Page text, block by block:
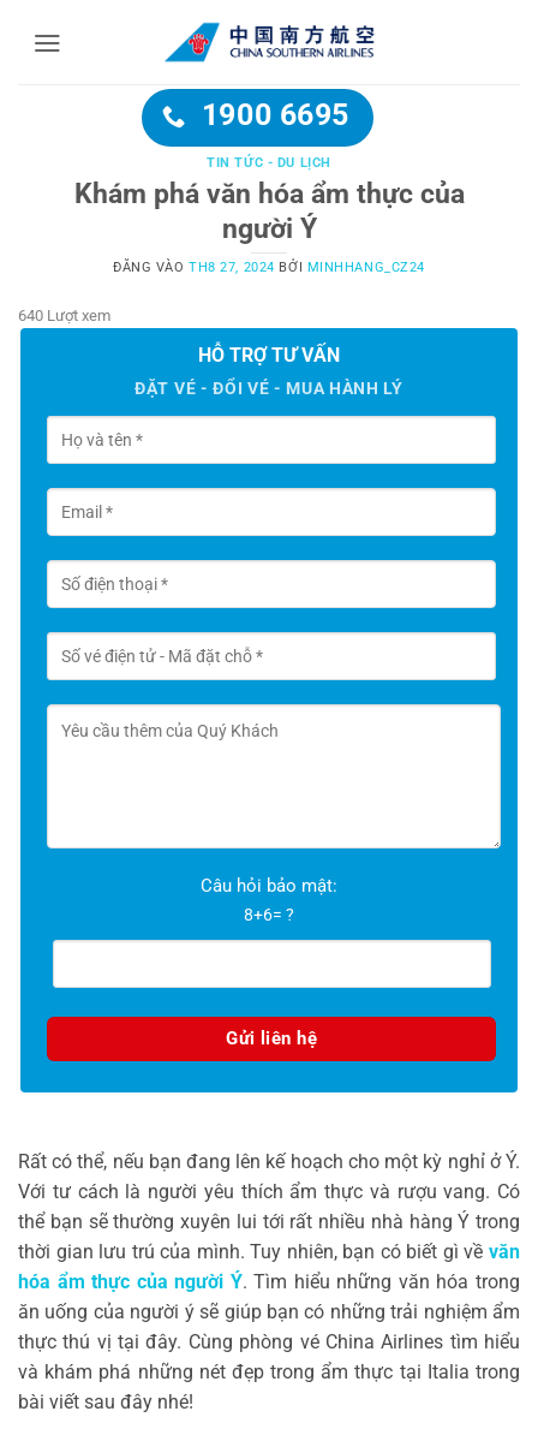
1900 6695
TIN TỨC - DU LỊCH
Khám phá văn hóa ẩm thực của
người Ý
ĐĂNG VÀOTH8 27, 2024 BỞI MINHHANG_CZ24
640 Lượt xem
HỖ TRỢ TƯ VẤN
ĐẶT VÉ - ĐỔI VÉ - MUA HÀNH LÝ
Câu hỏi bảo mật:
8+6= ?
Rất có thể, nếu bạn đang lên kế hoạch cho một kỳ nghỉ ở Ý.
Với tư cách là người yêu thích ẩm thực và rượu vang. Có
thể bạn sẽ thường xuyên lui tới rất nhiều nhà hàng Ý trong
thời gian lưu trú của mình. Tuy nhiên, bạn có biết gì về văn
hóa ẩm thực của người Ý. Tìm hiểu những văn hóa trong
ăn uống của người ý sẽ giúp bạn có những trải nghiệm ẩm
thực thú vị tại đây. Cùng phòng vé China Airlines tìm hiểu
và khám phá những nét đẹp trong ẩm thực tại Italia trong
bài viết sau đây nhé!